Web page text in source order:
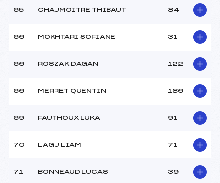
65 CHAUMOITRE THIBAUT 84
66 MOKHTARI SOFIANE 31
66 ROSZAK DAGAN 122
66 MERRET QUENTIN 186
69 FAUTHOUX LUKA 91
70 LAGU LIAM 71
71 BONNEAUD LUCAS 39